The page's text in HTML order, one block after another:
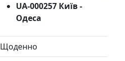
UA-000257 Київ -
Одеса
Щоденно